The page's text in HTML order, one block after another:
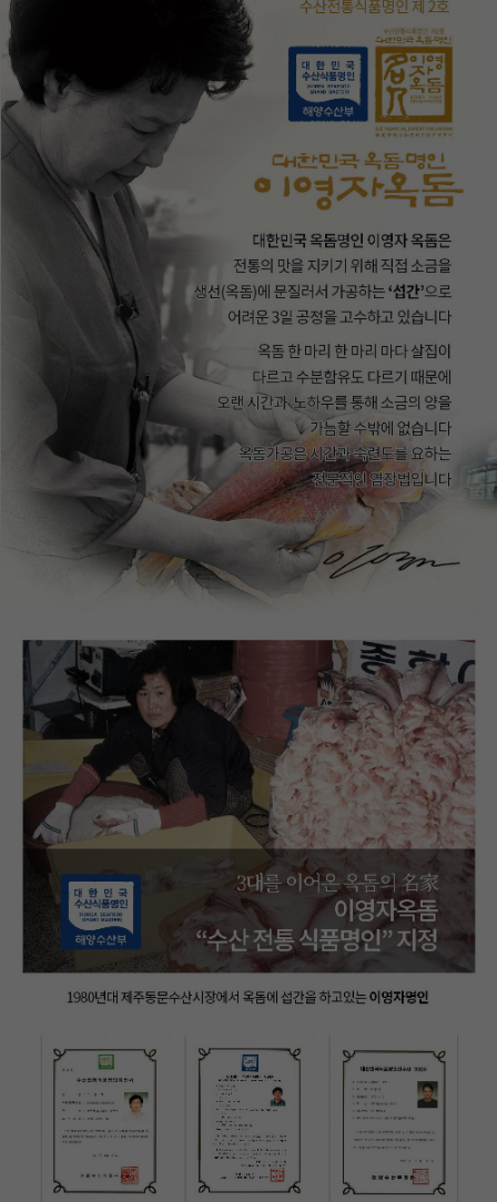
이코 라이프 하